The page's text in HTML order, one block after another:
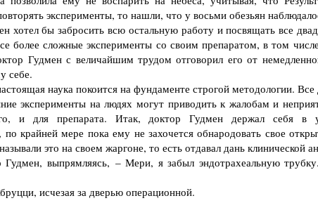
эксперименты, то нашли, что у восьми обезьян
бы забросить всю остальную работу и посвящать все
более сложные эксперименты со своим препаратом, в том
Гудмен с величайшим трудом отговорил его от
себе.
наука покоится на фундаменте строгой методологии. Все
эксперименты на людях могут приводить к жалобам и
и для препарата. Итак, доктор Гудмен держал себя в
по крайней мере пока ему не захочется обнародовать свое
это на своем жаргоне, то есть отдавал дань клинической
выпрямляясь, – Мери, я забыл эндотрахеальную
исчезая за дверью операционной.